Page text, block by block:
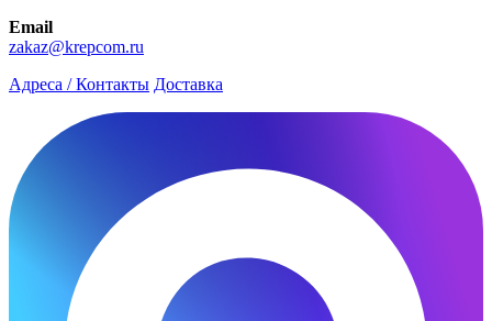
Email
zakaz@krepcom.ru
Адреса / Контакты Доставка